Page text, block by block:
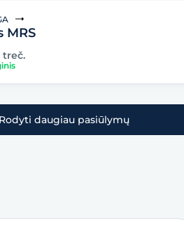
MRS
treč.
Rodyti daugiau pasiūlymų